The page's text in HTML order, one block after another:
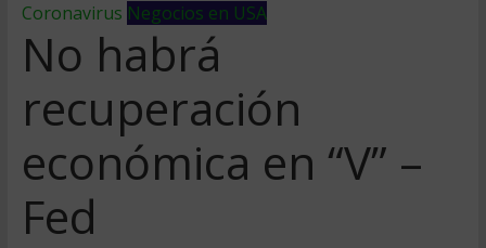
Coronavirus Negocios en USA
No habrá
recuperación
económica en “V” –
Fed